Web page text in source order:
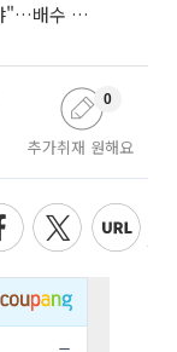
與 "단일종목 레버리지 ETF 상품성 낮춰야"…배수 조정안도 거론
추가취재 원해요
0